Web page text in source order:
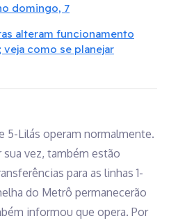
domingo, 7
alteram funcionamento
veja como se planejar
5-Lilás operam normalmente.
sua vez, também estão
para as linhas 1-
do Metrô permanecerão
informou que opera. Por